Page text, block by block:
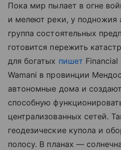
Пока мир пылает в огне
и мелеют реки, у подножия
группа состоятельных
готовится пережить
для богатых пишет
Wamani в провинции
автономные дома и
способную
централизованных сетей.
геодезические купола и
полосу. В планах —